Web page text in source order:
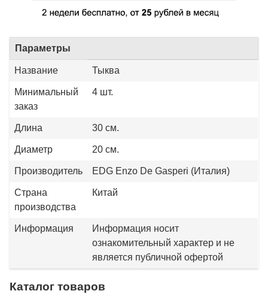
Параметры
Название Тыква
Минимальный
заказ
4 шт.
Длина 30 см.
Диаметр 20 см.
Производитель EDG Enzo De Gasperi (Италия)
Страна
производства
Китай
Информация
Информация носит
ознакомительный характер и не
является публичной офертой
Каталог товаров